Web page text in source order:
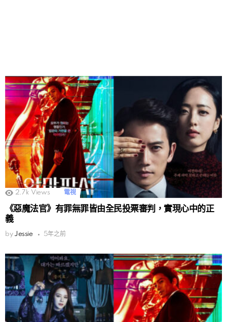
2.7k Views 電視
《惡魔法官》有罪無罪皆由全民投票審判，實現心中的正
義
by Jessie 5年之前